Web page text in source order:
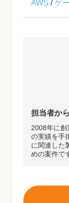
AWS / ゲ
担当者か
2008年に創
の実績を手
に関連した
めの案件で